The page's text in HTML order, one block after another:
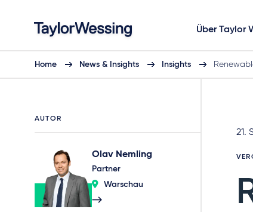
Über Taylor
Home News & Insights Insights
AUTOR
Olav Nemling
Partner
Warschau
21.